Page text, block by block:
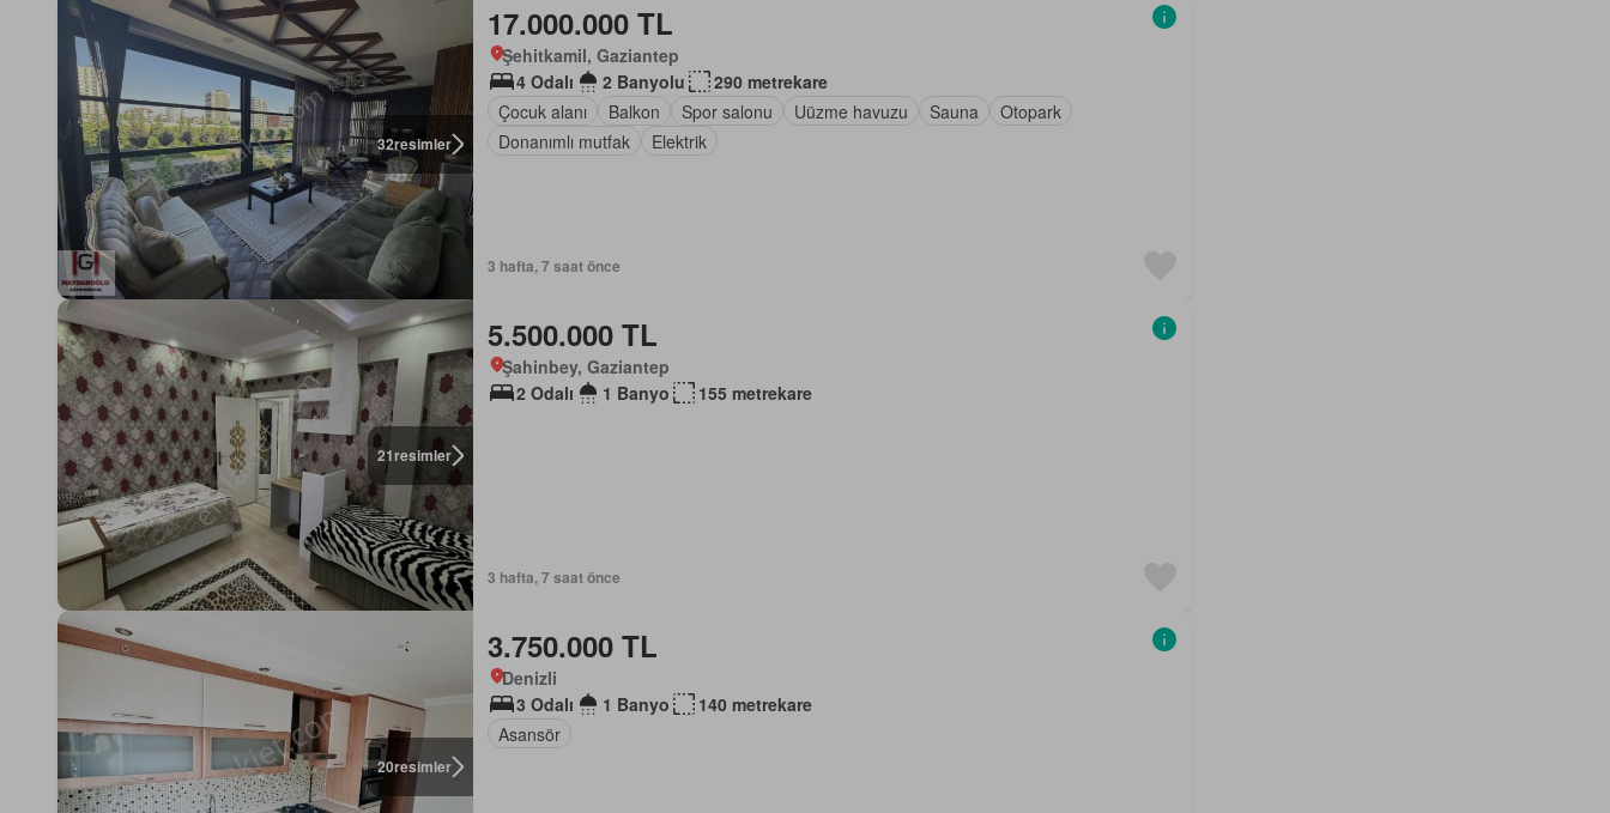
32resimler
17.000.000 TL
Şehitkamil, Gaziantep
4 Odalı
2 Banyolu
290 metrekare
Çocuk alanı
Balkon Spor salonu Uüzme havuzu Sauna
Otopark
Donanımlı mutfak
Elektrik
3 hafta, 7 saat önce
21resimler
5.500.000 TL
Şahinbey, Gaziantep
2 Odalı
1 Banyo 155 metrekare
3 hafta, 7 saat önce
20resimler
3.750.000 TL
Denizli
3 Odalı
1 Banyo
140 metrekare
Asansör